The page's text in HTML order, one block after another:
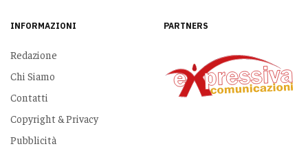
INFORMAZIONI
Redazione
Chi Siamo
Contatti
Copyright & Privacy
Pubblicità
PARTNERS